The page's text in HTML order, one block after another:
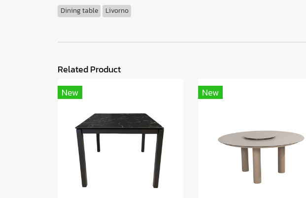
Dining table Livorno
Related Product
New
New